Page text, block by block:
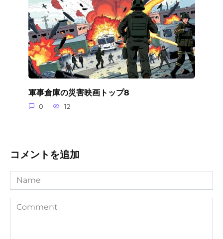
軍事倉庫の災害映画トップ8
0 12
コメントを追加
Name
Comment